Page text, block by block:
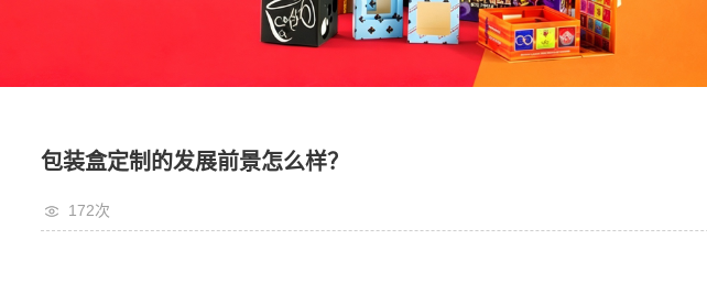
包装盒定制的发展前景怎么样？
172次